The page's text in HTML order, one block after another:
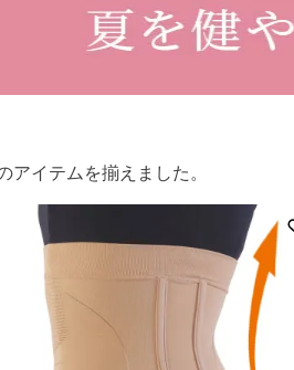
アイテムを揃えました。
入りに登録